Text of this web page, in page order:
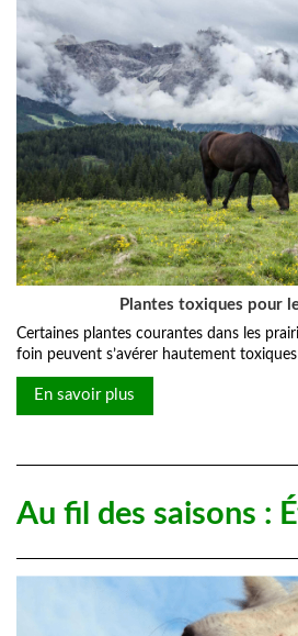
Plantes toxiques pour
Certaines plantes courantes dans les
foin peuvent s’avérer hautement
En savoir plus
Au fil des saisons :